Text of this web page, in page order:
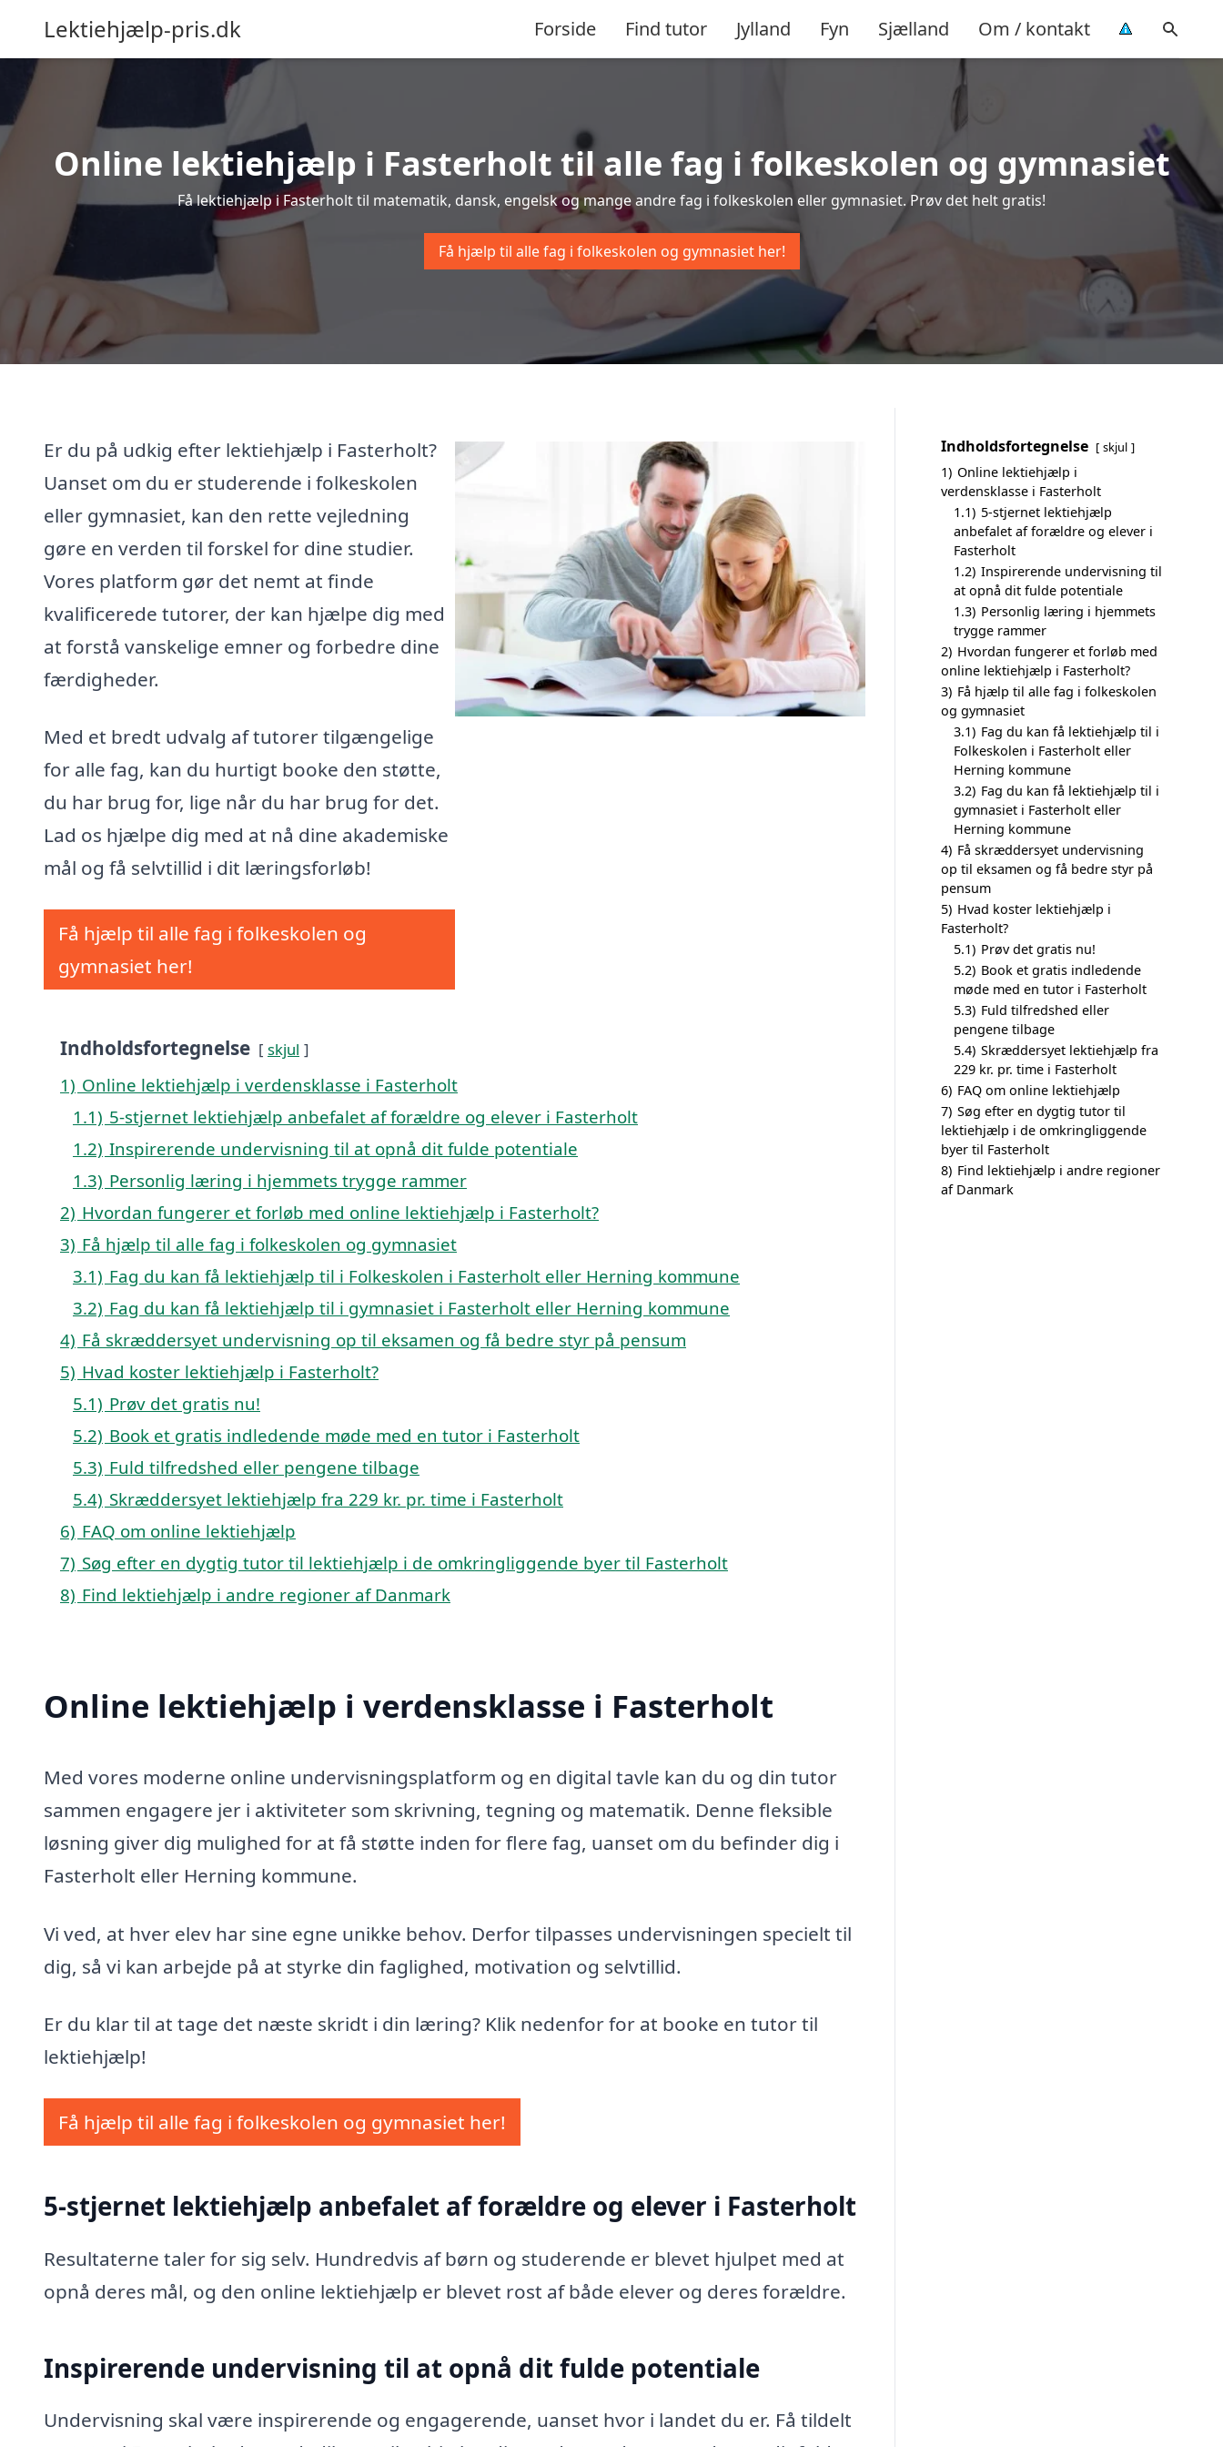
Lektiehjælp-pris.dk Forside Find tutor Jylland Fyn Sjælland Om / kontakt
Online lektiehjælp i Fasterholt til alle fag i folkeskolen og gymnasiet
Få lektiehjælp i Fasterholt til matematik, dansk, engelsk og mange andre fag i folkeskolen eller gymnasiet. Prøv det helt gratis!
Få hjælp til alle fag i folkeskolen og gymnasiet her!
Er du på udkig efter lektiehjælp i Fasterholt?
Uanset om du er studerende i folkeskolen
eller gymnasiet, kan den rette vejledning
gøre en verden til forskel for dine studier.
Vores platform gør det nemt at finde
kvalificerede tutorer, der kan hjælpe dig med
at forstå vanskelige emner og forbedre dine
færdigheder.
Med et bredt udvalg af tutorer tilgængelige
for alle fag, kan du hurtigt booke den støtte,
du har brug for, lige når du har brug for det.
Lad os hjælpe dig med at nå dine akademiske
mål og få selvtillid i dit læringsforløb!
Få hjælp til alle fag i folkeskolen og
gymnasiet her!
Indholdsfortegnelse skjul
1) Online lektiehjælp i verdensklasse i Fasterholt
1.1) 5-stjernet lektiehjælp anbefalet af forældre og elever i Fasterholt
1.2) Inspirerende undervisning til at opnå dit fulde potentiale
1.3) Personlig læring i hjemmets trygge rammer
2) Hvordan fungerer et forløb med online lektiehjælp i Fasterholt?
3) Få hjælp til alle fag i folkeskolen og gymnasiet
3.1) Fag du kan få lektiehjælp til i Folkeskolen i Fasterholt eller Herning kommune
3.2) Fag du kan få lektiehjælp til i gymnasiet i Fasterholt eller Herning kommune
4) Få skræddersyet undervisning op til eksamen og få bedre styr på pensum
5) Hvad koster lektiehjælp i Fasterholt?
5.1) Prøv det gratis nu!
5.2) Book et gratis indledende møde med en tutor i Fasterholt
5.3) Fuld tilfredshed eller pengene tilbage
5.4) Skræddersyet lektiehjælp fra 229 kr. pr. time i Fasterholt
6) FAQ om online lektiehjælp
7) Søg efter en dygtig tutor til lektiehjælp i de omkringliggende byer til Fasterholt
8) Find lektiehjælp i andre regioner af Danmark
Online lektiehjælp i verdensklasse i Fasterholt
Med vores moderne online undervisningsplatform og en digital tavle kan du og din tutor
sammen engagere jer i aktiviteter som skrivning, tegning og matematik. Denne fleksible
løsning giver dig mulighed for at få støtte inden for flere fag, uanset om du befinder dig i
Fasterholt eller Herning kommune.
Vi ved, at hver elev har sine egne unikke behov. Derfor tilpasses undervisningen specielt til
dig, så vi kan arbejde på at styrke din faglighed, motivation og selvtillid.
Er du klar til at tage det næste skridt i din læring? Klik nedenfor for at booke en tutor til
lektiehjælp!
Få hjælp til alle fag i folkeskolen og gymnasiet her!
5-stjernet lektiehjælp anbefalet af forældre og elever i Fasterholt
Resultaterne taler for sig selv. Hundredvis af børn og studerende er blevet hjulpet med at
opnå deres mål, og den online lektiehjælp er blevet rost af både elever og deres forældre.
Inspirerende undervisning til at opnå dit fulde potentiale
Undervisning skal være inspirerende og engagerende, uanset hvor i landet du er. Få tildelt
Indholdsfortegnelse skjul
1) Online lektiehjælp i
verdensklasse i Fasterholt
1.1) 5-stjernet lektiehjælp
anbefalet af forældre og elever i
Fasterholt
1.2) Inspirerende undervisning til
at opnå dit fulde potentiale
1.3) Personlig læring i hjemmets
trygge rammer
2) Hvordan fungerer et forløb med
online lektiehjælp i Fasterholt?
3) Få hjælp til alle fag i folkeskolen
og gymnasiet
3.1) Fag du kan få lektiehjælp til i
Folkeskolen i Fasterholt eller
Herning kommune
3.2) Fag du kan få lektiehjælp til i
gymnasiet i Fasterholt eller
Herning kommune
4) Få skræddersyet undervisning
op til eksamen og få bedre styr på
pensum
5) Hvad koster lektiehjælp i
Fasterholt?
5.1) Prøv det gratis nu!
5.2) Book et gratis indledende
møde med en tutor i Fasterholt
5.3) Fuld tilfredshed eller
pengene tilbage
5.4) Skræddersyet lektiehjælp fra
229 kr. pr. time i Fasterholt
6) FAQ om online lektiehjælp
7) Søg efter en dygtig tutor til
lektiehjælp i de omkringliggende
byer til Fasterholt
8) Find lektiehjælp i andre regioner
af Danmark